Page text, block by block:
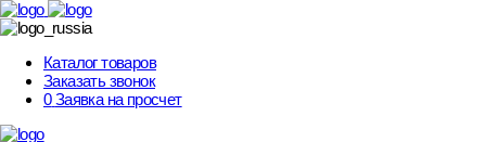
Skip
to
Каталог товаров
Заказать звонок
0 Заявка на просчет